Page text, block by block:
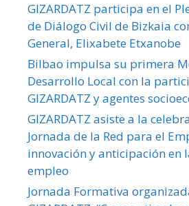
GIZARDATZ participa en el
de Diálogo Civil de Bizkaia
General, Elixabete Etxanobe
Bilbao impulsa su primera
Desarrollo Local con la
GIZARDATZ y agentes
GIZARDATZ asiste a la
Jornada de la Red para el
innovación y anticipación en
empleo
Jornada Formativa